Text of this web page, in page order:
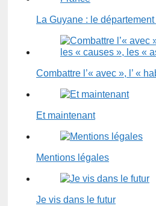
La Guyane : le
Combattre l’« avec », l’ «
Et maintenant
Mentions légales
Je vis dans le futur